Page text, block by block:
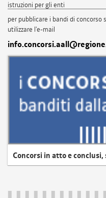
istruzioni per gli enti
per pubblicare i bandi di
utilizzare l'e-mail
Concorsi in atto e